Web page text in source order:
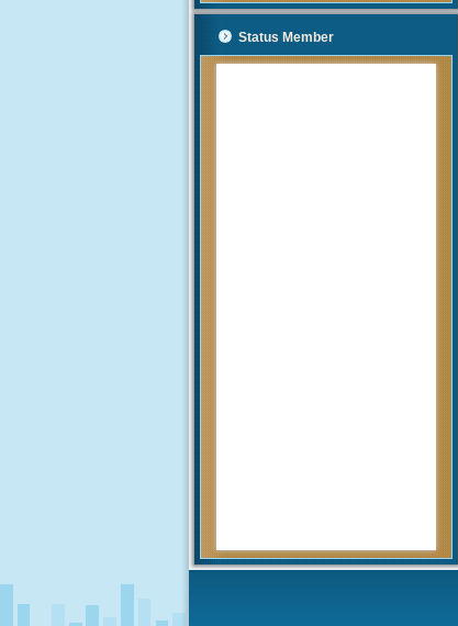
Status Member